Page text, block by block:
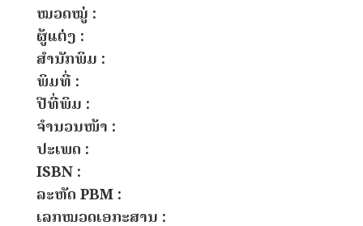
ໝວດໝູ່ :
ຜູ້ແຕ່ງ :
ສຳນັກພິມ :
ພິມທີ່ :
ປີທີ່ພິມ :
ຈຳນວນໜ້າ :
ປະເພດ :
ISBN :
ລະຫັດ PBM :
ເລກໝວດເອກະສານ :